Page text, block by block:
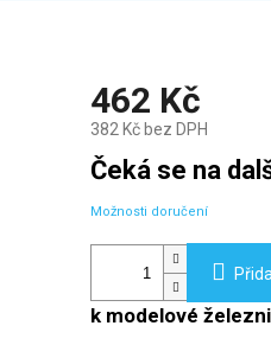
462 Kč
382 Kč bez DPH
Měrná
cena:
Čeká se na
Možnosti doručení
k modelové